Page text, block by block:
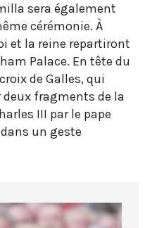
sera également
cérémonie. À
et la reine repartiront
Palace. En tête du
de Galles, qui
fragments de la
III par le pape
un geste